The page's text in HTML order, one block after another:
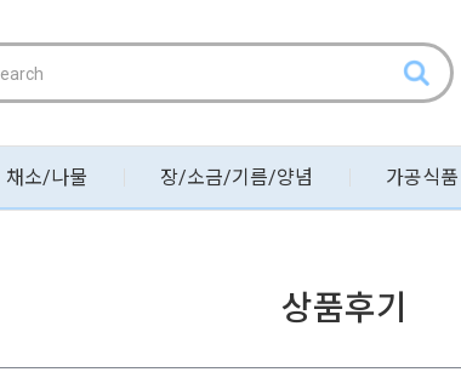
채소/나물 장/소금/기름/양념 가공식품
상품후기